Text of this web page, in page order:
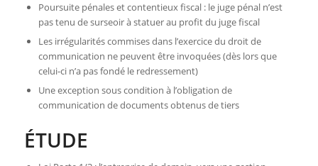
Poursuite pénales et contentieux fiscal : le juge pénal n’est
pas tenu de surseoir à statuer au profit du juge fiscal
Les irrégularités commises dans l’exercice du droit de
communication ne peuvent être invoquées (dès lors que
celui-ci n’a pas fondé le redressement)
Une exception sous condition à l’obligation de
communication de documents obtenus de tiers
ÉTUDE